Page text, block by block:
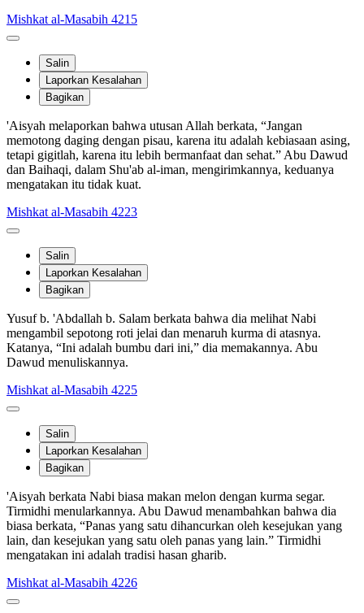
Mishkat al-Masabih 4215
Salin
Laporkan Kesalahan
Bagikan
'Aisyah melaporkan bahwa utusan Allah berkata, “Jangan
memotong daging dengan pisau, karena itu adalah kebiasaan asing,
tetapi gigitlah, karena itu lebih bermanfaat dan sehat.” Abu Dawud
dan Baihaqi, dalam Shu'ab al-iman, mengirimkannya, keduanya
mengatakan itu tidak kuat.
Mishkat al-Masabih 4223
Salin
Laporkan Kesalahan
Bagikan
Yusuf b. 'Abdallah b. Salam berkata bahwa dia melihat Nabi
mengambil sepotong roti jelai dan menaruh kurma di atasnya.
Katanya, “Ini adalah bumbu dari ini,” dia memakannya. Abu
Dawud menuliskannya.
Mishkat al-Masabih 4225
Salin
Laporkan Kesalahan
Bagikan
'Aisyah berkata Nabi biasa makan melon dengan kurma segar.
Tirmidhi menularkannya. Abu Dawud menambahkan bahwa dia
biasa berkata, “Panas yang satu dihancurkan oleh kesejukan yang
lain, dan kesejukan yang satu oleh panas yang lain.” Tirmidhi
mengatakan ini adalah tradisi hasan gharib.
Mishkat al-Masabih 4226